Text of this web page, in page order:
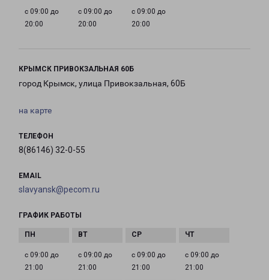
с 09:00 до
20:00
с 09:00 до
20:00
с 09:00 до
20:00
КРЫМСК ПРИВОКЗАЛЬНАЯ 60Б
город Крымск, улица Привокзальная, 60Б
на карте
ТЕЛЕФОН
8(86146) 32-0-55
EMAIL
slavyansk@pecom.ru
ГРАФИК РАБОТЫ
с 09:00 до
21:00
с 09:00 до
21:00
с 09:00 до
21:00
с 09:00 до
21:00